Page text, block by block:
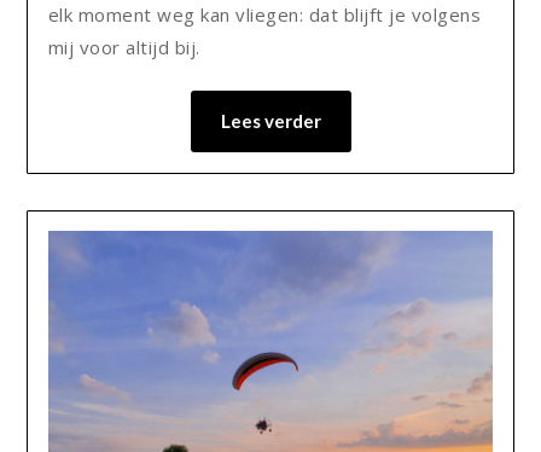
elk moment weg kan vliegen: dat blijft je volgens
mij voor altijd bij.
Lees verder